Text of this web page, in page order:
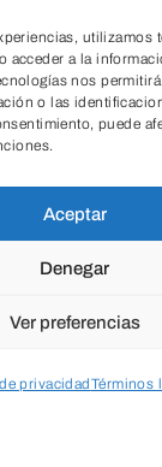
utilizamos
acceder a la
nos
o las
puede
Aceptar
Denegar
Ver preferencias
privacidadTérminos
el mundo
que aún
LEER MÁS